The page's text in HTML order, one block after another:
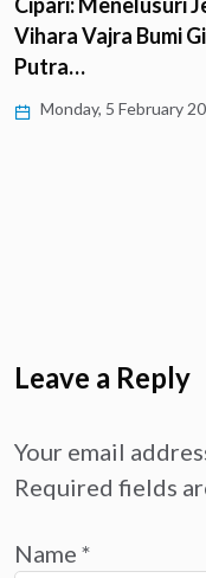
Selamat
Kayu,
2024
Leave a Reply
Your email
Required fields
Name *